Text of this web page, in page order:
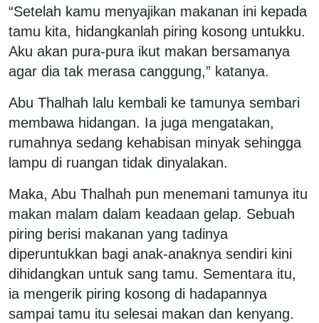
“Setelah kamu menyajikan makanan ini kepada
tamu kita, hidangkanlah piring kosong untukku.
Aku akan pura-pura ikut makan bersamanya
agar dia tak merasa canggung,” katanya.
Abu Thalhah lalu kembali ke tamunya sembari
membawa hidangan. Ia juga mengatakan,
rumahnya sedang kehabisan minyak sehingga
lampu di ruangan tidak dinyalakan.
Maka, Abu Thalhah pun menemani tamunya itu
makan malam dalam keadaan gelap. Sebuah
piring berisi makanan yang tadinya
diperuntukkan bagi anak-anaknya sendiri kini
dihidangkan untuk sang tamu. Sementara itu,
ia mengerik piring kosong di hadapannya
sampai tamu itu selesai makan dan kenyang.